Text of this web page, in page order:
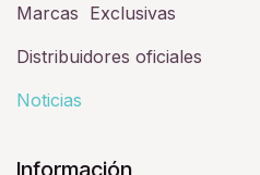
Marcas Exclusivas
Distribuidores oficiales
Noticias
Información